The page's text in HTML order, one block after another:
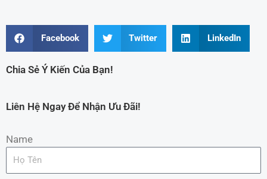
Facebook Twitter LinkedIn
Chia Sẻ Ý Kiến Của Bạn!
Liên Hệ Ngay Để Nhận Ưu Đãi!
Name